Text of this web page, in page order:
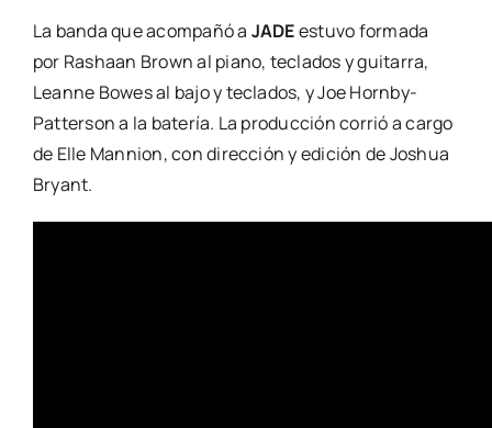
La banda que acompañó a JADEestuvo formada
por Rashaan Brown al piano, teclados y guitarra,
Leanne Bowes al bajo y teclados, y Joe Hornby-
Patterson a la batería. La producción corrió a cargo
de Elle Mannion, con dirección y edición de Joshua
Bryant.